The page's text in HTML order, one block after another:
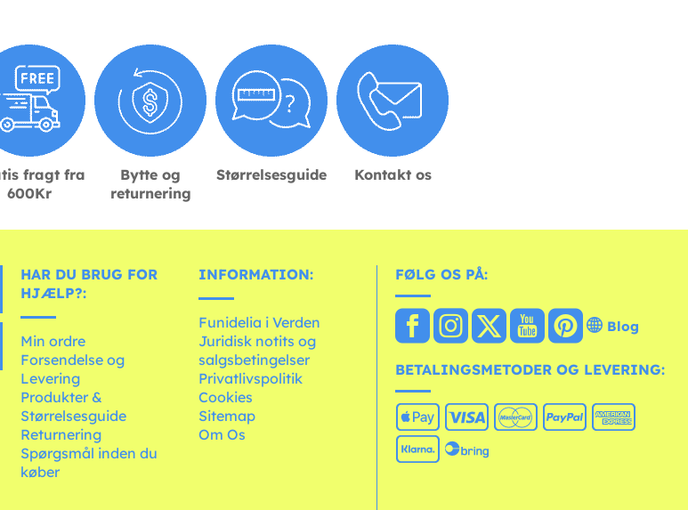
fragt fra
600Kr
Bytte og
returnering
Størrelsesguide Kontakt os
HAR DU BRUG FOR
HJÆLP?:
Min ordre
Forsendelse og
Levering
Produkter &
Størrelsesguide
Returnering
Spørgsmål inden du
køber
INFORMATION:
Funidelia i Verden
Juridisk notits og
salgsbetingelser
Privatlivspolitik
Cookies
Sitemap
Om Os
FØLG OS PÅ:
Blog
BETALINGSMETODER OG LEVERING: